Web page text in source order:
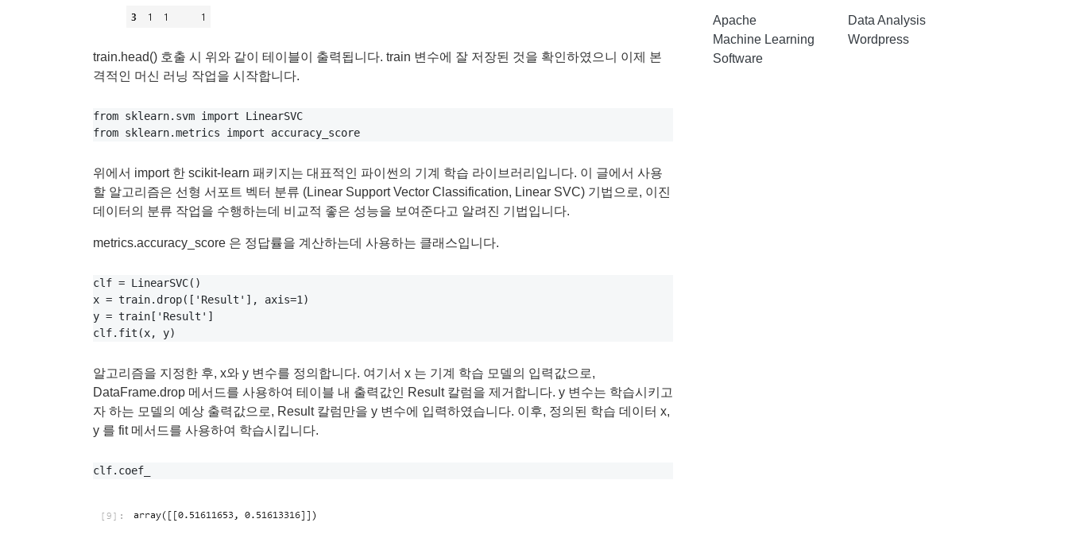
train.head() 호출 시 위와 같이 테이블이 출력됩니다. train 변수에 잘 저장된 것을 확인하였으니 이제 본
격적인 머신 러닝 작업을 시작합니다.
from sklearn.svm import LinearSVC
위에서 import 한 scikit-learn 패키지는 대표적인 파이썬의 기계 학습 라이브러리입니다. 이 글에서 사용
할 알고리즘은 선형 서포트 벡터 분류 (Linear Support Vector Classification, Linear SVC) 기법으로, 이진
데이터의 분류 작업을 수행하는데 비교적 좋은 성능을 보여준다고 알려진 기법입니다.
metrics.accuracy_score 은 정답률을 계산하는데 사용하는 클래스입니다.
clf = LinearSVC()
x = train.drop(['Result'], axis=1)
y = train['Result']
알고리즘을 지정한 후, x와 y 변수를 정의합니다. 여기서 x 는 기계 학습 모델의 입력값으로,
DataFrame.drop 메서드를 사용하여 테이블 내 출력값인 Result 칼럼을 제거합니다. y 변수는 학습시키고
자 하는 모델의 예상 출력값으로, Result 칼럼만을 y 변수에 입력하였습니다. 이후, 정의된 학습 데이터 x,
y 를 fit 메서드를 사용하여 학습시킵니다.
Apache
Machine Learning
Software
Data Analysis
Wordpress